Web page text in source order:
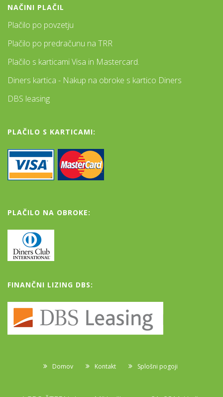
NAČINI PLAČIL
Plačilo po povzetju
Plačilo po predračunu na TRR
Plačilo s karticami Visa in Mastercard.
Diners kartica - Nakup na obroke s kartico Diners
DBS leasing
PLAČILO S KARTICAMI:
PLAČILO NA OBROKE:
FINANČNI LIZING DBS:
Domov Kontakt Splošni pogoji